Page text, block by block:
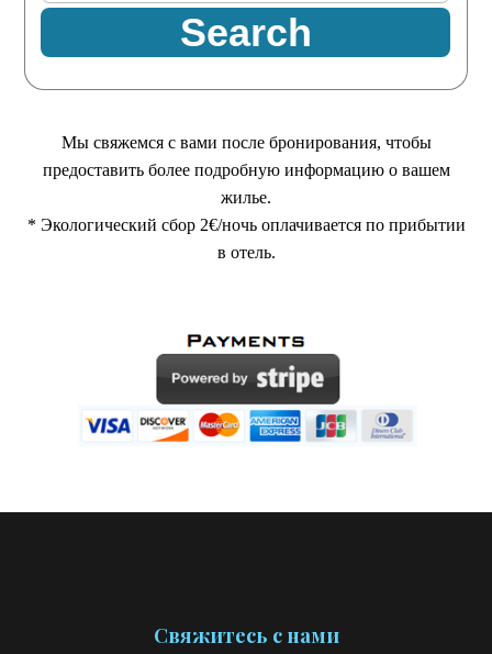
Мы свяжемся с вами после бронирования, чтобы
предоставить более подробную информацию о вашем
жилье.
* Экологический сбор 2€/ночь оплачивается по прибытии
в отель.
Свяжитесь с нами